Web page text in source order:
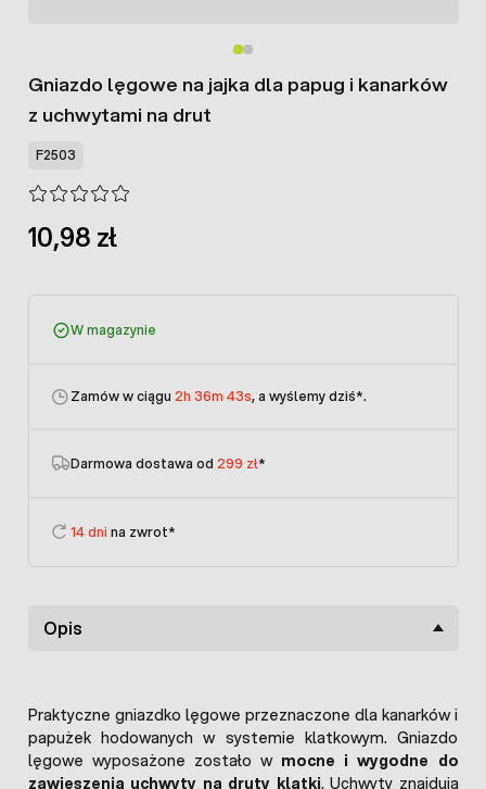
Gniazdo lęgowe na jajka dla papug i kanarków
z uchwytami na drut
F2503
10,98 zł
W magazynie
Zamów w ciągu 2h 36m 43s, a wyślemy dziś*.
Darmowa dostawa od 299 zł*
14 dni na zwrot*
Opis
Praktyczne gniazdko lęgowe przeznaczone dla kanarków i
papużek hodowanych w systemie klatkowym. Gniazdo
lęgowe wyposażone zostało w mocne i wygodne do
zawieszenia uchwyty na druty klatki. Uchwyty znajdują